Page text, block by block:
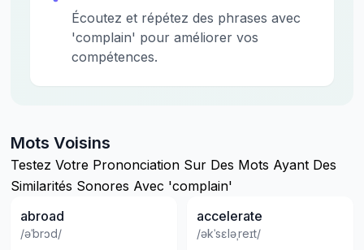
Écoutez et répétez des phrases avec
'complain' pour améliorer vos
compétences.
Mots Voisins
Testez Votre Prononciation Sur Des Mots Ayant Des
Similarités Sonores Avec 'complain'
abroad
/əˈbrɔd/
accelerate
/əkˈsɛləˌreɪt/